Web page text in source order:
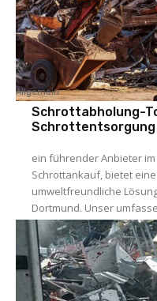
Allgemein
Schrottabholung-
Schrottentsorgung
ein führender Anbieter
Schrottankauf, bietet
umweltfreundliche
Dortmund. Unser